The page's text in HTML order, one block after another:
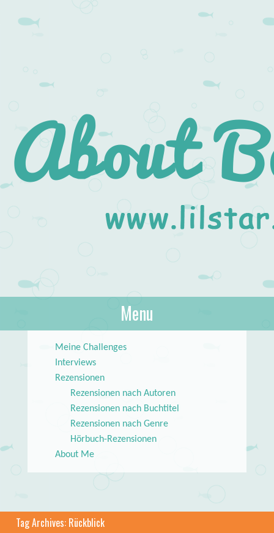
About Books
lilstar.de
Menu
Meine Challenges
Interviews
Rezensionen
Rezensionen nach Autoren
Rezensionen nach Buchtitel
Rezensionen nach Genre
Hörbuch-Rezensionen
About Me
Tag Archives: Rückblick